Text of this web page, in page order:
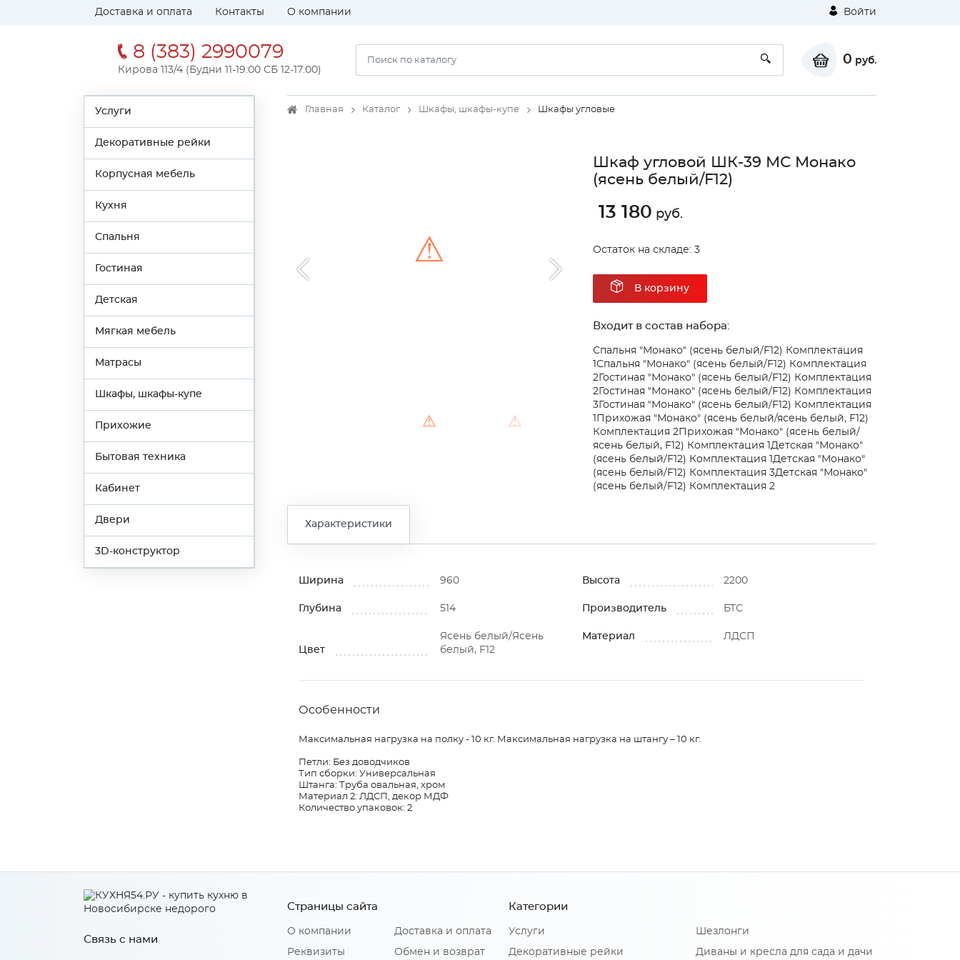
Доставка и оплата Контакты О компании Войти
8 (383) 2990079
Кирова 113/4 (Будни 11-19:00 СБ 12-17:00)
0 руб.
Услуги
Декоративные рейки
Корпусная мебель
Кухня
Спальня
Гостиная
Детская
Мягкая мебель
Матрасы
Шкафы, шкафы-купе
Прихожие
Бытовая техника
Кабинет
Двери
3D-конструктор
Главная Каталог Шкафы, шкафы-купе Шкафы угловые
⚠ ⚠
⚠ ⚠
Unable to load the image!
Шкаф угловой ШК-39 МС Монако
(ясень белый/F12)
13 180 руб.
Остаток на складе: 3
В корзину
Входит в состав набора:
Спальня "Монако" (ясень белый/F12) Комплектация
Спальня "Монако" (ясень белый/F12) Комплектация
2Гостиная "Монако" (ясень белый/F12) Комплектация
2Гостиная "Монако" (ясень белый/F12) Комплектация
3Гостиная "Монако" (ясень белый/F12) Комплектация
Прихожая "Монако" (ясень белый/ясень белый, F12)
Комплектация 2Прихожая "Монако" (ясень белый/
ясень белый, F12) Комплектация 1 Детская "Монако"
(ясень белый/F12) Комплектация 1 Детская "Монако"
(ясень белый/F12) Комплектация 3Детская "Монако"
(ясень белый/F12) Комплектация 2
Характеристики
Ширина 960 Высота 2200
Глубина 514 Производитель БТС
Цвет
Ясень белый/Ясень
белый, F12
Материал ЛДСП
Особенности
Максимальная нагрузка на полку - 10 кг. Максимальная нагрузка на штангу – 10 кг.
Петли: Без доводчиков
Тип сборки: Универсальная
Штанга: Труба овальная, хром
Материал 2: ЛДСП, декор МДФ
Количество упаковок: 2
Связь с нами
Страницы сайта
О компании
Реквизиты
Доставка и оплата
Обмен и возврат
Категории
Услуги
Декоративные рейки
Шезлонги
Диваны и кресла для сада и дачи